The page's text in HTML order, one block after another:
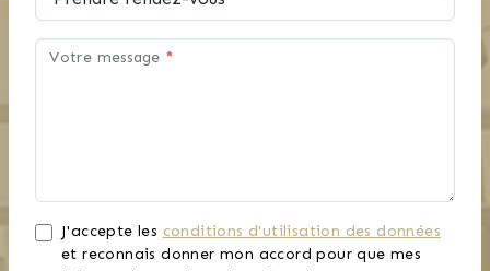
Votre message *
J'accepte les conditions d'utilisation des données
et reconnais donner mon accord pour que mes